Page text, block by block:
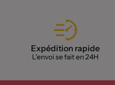
Expédition rapide
L'envoi se fait en 24H